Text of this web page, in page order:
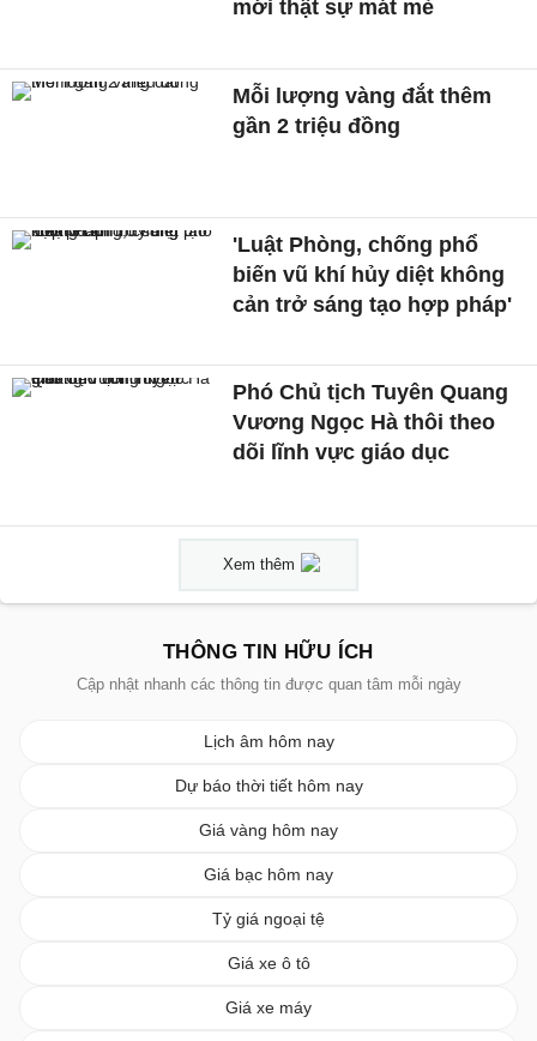
mới thật sự mát mẻ
Mỗi lượng vàng đắt thêm
gần 2 triệu đồng
'Luật Phòng, chống phổ
biến vũ khí hủy diệt không
cản trở sáng tạo hợp pháp'
Phó Chủ tịch Tuyên Quang
Vương Ngọc Hà thôi theo
dõi lĩnh vực giáo dục
Xem thêm
THÔNG TIN HỮU ÍCH
Cập nhật nhanh các thông tin được quan tâm mỗi ngày
Lịch âm hôm nay
Dự báo thời tiết hôm nay
Giá vàng hôm nay
Giá bạc hôm nay
Tỷ giá ngoại tệ
Giá xe ô tô
Giá xe máy